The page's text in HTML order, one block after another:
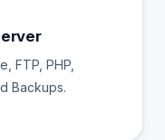
FTP, PHP,
Backups.